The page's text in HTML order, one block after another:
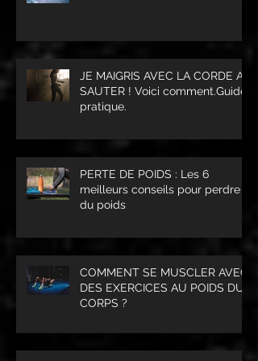
JE MAIGRIS AVEC LA CORDE A
SAUTER ! Voici comment.Guide
pratique.
PERTE DE POIDS : Les 6
meilleurs conseils pour perdre
du poids
COMMENT SE MUSCLER AVEC
DES EXERCICES AU POIDS DU
CORPS ?